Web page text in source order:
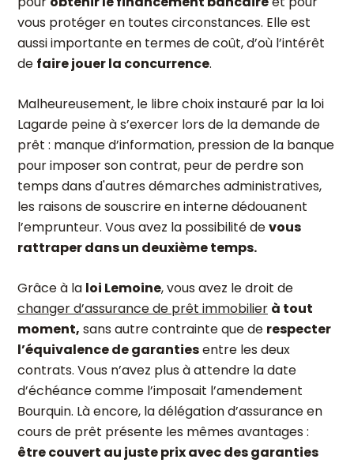
vous protéger en toutes circonstances. Elle est
aussi importante en termes de coût, d’où l’intérêt
de faire jouer la concurrence.
Malheureusement, le libre choix instauré par la loi
Lagarde peine à s’exercer lors de la demande de
prêt : manque d’information, pression de la banque
pour imposer son contrat, peur de perdre son
temps dans d'autres démarches administratives,
les raisons de souscrire en interne dédouanent
l’emprunteur. Vous avez la possibilité devous
rattraper dans un deuxième temps.
Grâce à la loi Lemoine, vous avez le droit de
changer d’assurance de prêt immobilier à tout
moment, sans autre contrainte que de respecter
l’équivalence de garantiesentre les deux
contrats. Vous n’avez plus à attendre la date
d’échéance comme l’imposait l’amendement
Bourquin. Là encore, la délégation d’assurance en
cours de prêt présente les mêmes avantages :
être couvert au juste prix avec des garanties